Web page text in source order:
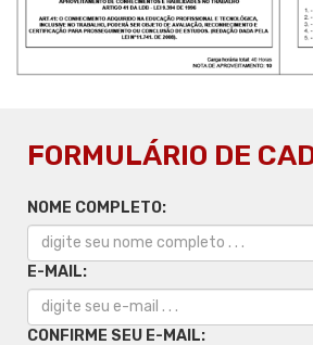
FORMULÁRIO DE
NOME COMPLETO:
E-MAIL:
CONFIRME SEU E-MAIL: